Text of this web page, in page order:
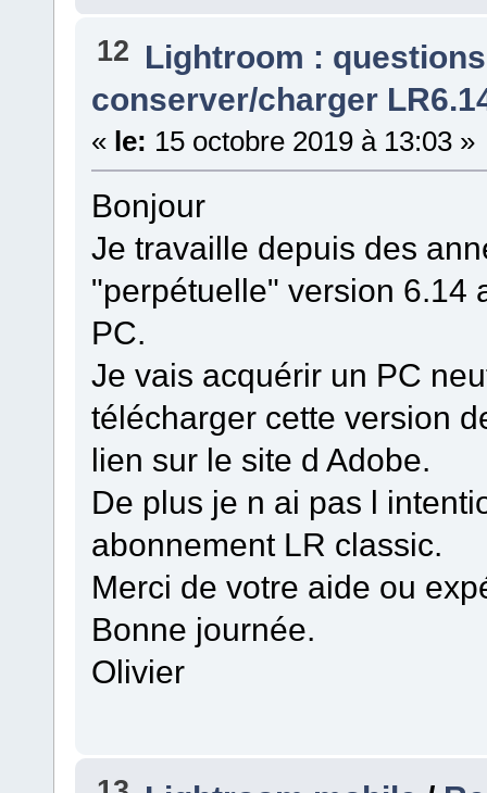
12 Lightroom :
conserver/charger
« le: 15 octobre 2019 à 13:03 »
Bonjour
Je travaille depuis des
"perpétuelle" version 6.14
PC.
Je vais acquérir un PC
télécharger cette version
lien sur le site d Adobe.
De plus je n ai pas l
abonnement LR classic.
Merci de votre aide ou
Bonne journée.
Olivier